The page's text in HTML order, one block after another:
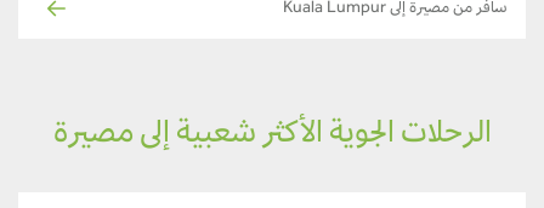
سافر من مصيرة إلى Kuala Lumpur
الرحلات الجوية الأكثر شعبية إلى مصيرة